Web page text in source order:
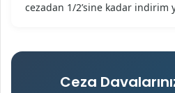
cezadan 1/2’sine kadar indirim
Ceza